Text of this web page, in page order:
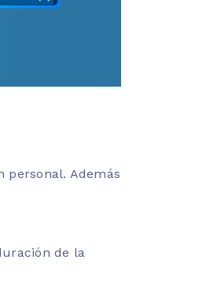
Además
de la